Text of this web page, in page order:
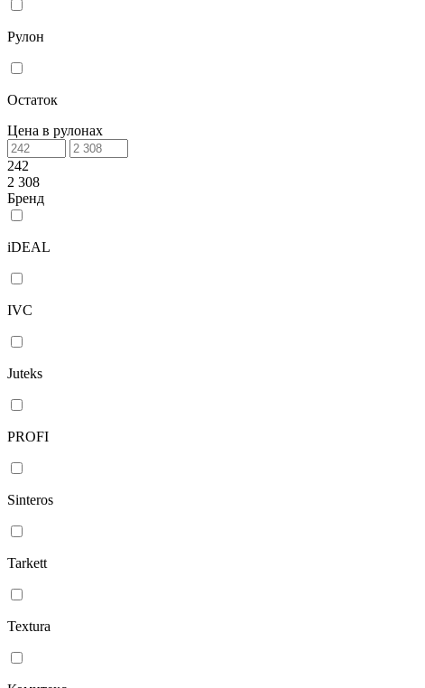
Рулон
Остаток
Цена в рулонах
242
2 308
Бренд
iDEAL
IVC
Juteks
PROFI
Sinteros
Tarkett
Textura